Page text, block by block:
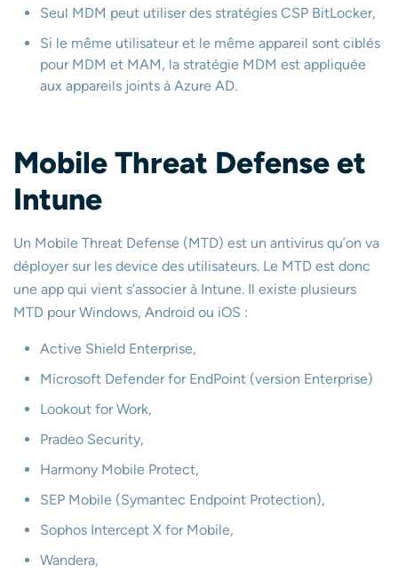
Seul MDM peut utiliser des stratégies CSP BitLocker,
Si le même utilisateur et le même appareil sont ciblés
pour MDM et MAM, la stratégie MDM est appliquée
aux appareils joints à Azure AD.
Mobile Threat Defense et
Intune
Un Mobile Threat Defense (MTD) est un antivirus qu’on va
déployer sur les device des utilisateurs. Le MTD est donc
une app qui vient s’associer à Intune. Il existe plusieurs
MTD pour Windows, Android ou iOS :
Active Shield Enterprise,
Microsoft Defender for EndPoint (version Enterprise)
Lookout for Work,
Pradeo Security,
Harmony Mobile Protect,
SEP Mobile (Symantec Endpoint Protection),
Sophos Intercept X for Mobile,
Wandera,